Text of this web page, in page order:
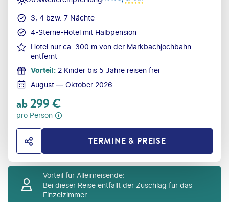
3, 4 bzw. 7 Nächte
4-Sterne-Hotel mit Halbpension
Hotel nur ca. 300 m von der Markbachjochbahn
entfernt
Vorteil: 2 Kinder bis 5 Jahre reisen frei
August — Oktober 2026
ab299€
pro Person
HOTEL TEILENTERMINE & PREISE
Vorteil für Alleinreisende:
Bei dieser Reise entfällt der Zuschlag für das
Einzelzimmer.